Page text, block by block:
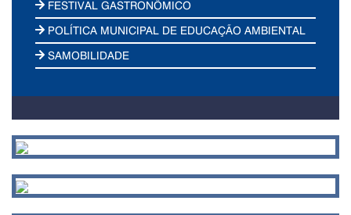
FESTIVAL GASTRONÔMICO
POLÍTICA MUNICIPAL DE EDUCAÇÃO AMBIENTAL
SAMOBILIDADE